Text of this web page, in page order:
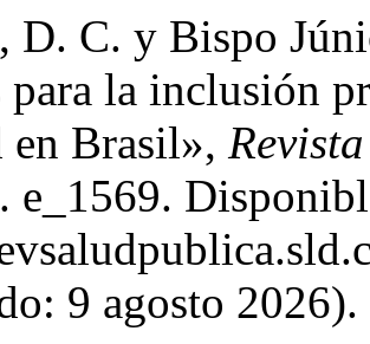
D. C. y Bispo
para la inclusión
en Brasil»,
e_1569.
9 agosto 2026).